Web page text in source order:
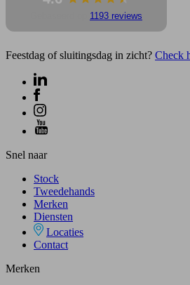
1193 reviews
Feestdag of sluitingsdag in zicht? Check
Snel naar
Stock
Tweedehands
Merken
Diensten
Locaties
Contact
Merken